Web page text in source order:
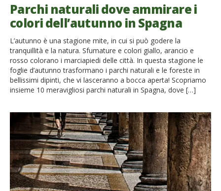
Parchi naturali dove ammirare i
colori dell’autunno in Spagna
L’autunno è una stagione mite, in cui si può godere la
tranquillità e la natura. Sfumature e colori giallo, arancio e
rosso colorano i marciapiedi delle città. In questa stagione le
foglie d’autunno trasformano i parchi naturali e le foreste in
bellissimi dipinti, che vi lasceranno a bocca aperta! Scopriamo
insieme 10 meravigliosi parchi naturali in Spagna, dove […]